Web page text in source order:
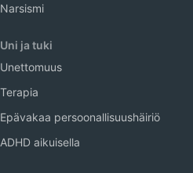
Narsismi
Uni ja tuki
Unettomuus
Terapia
Epävakaa persoonallisuushäiriö
ADHD aikuisella